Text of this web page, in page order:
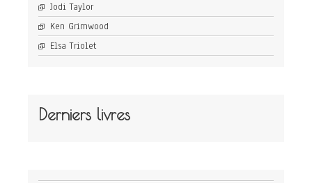
Jodi Taylor
Ken Grimwood
Elsa Triolet
Derniers livres